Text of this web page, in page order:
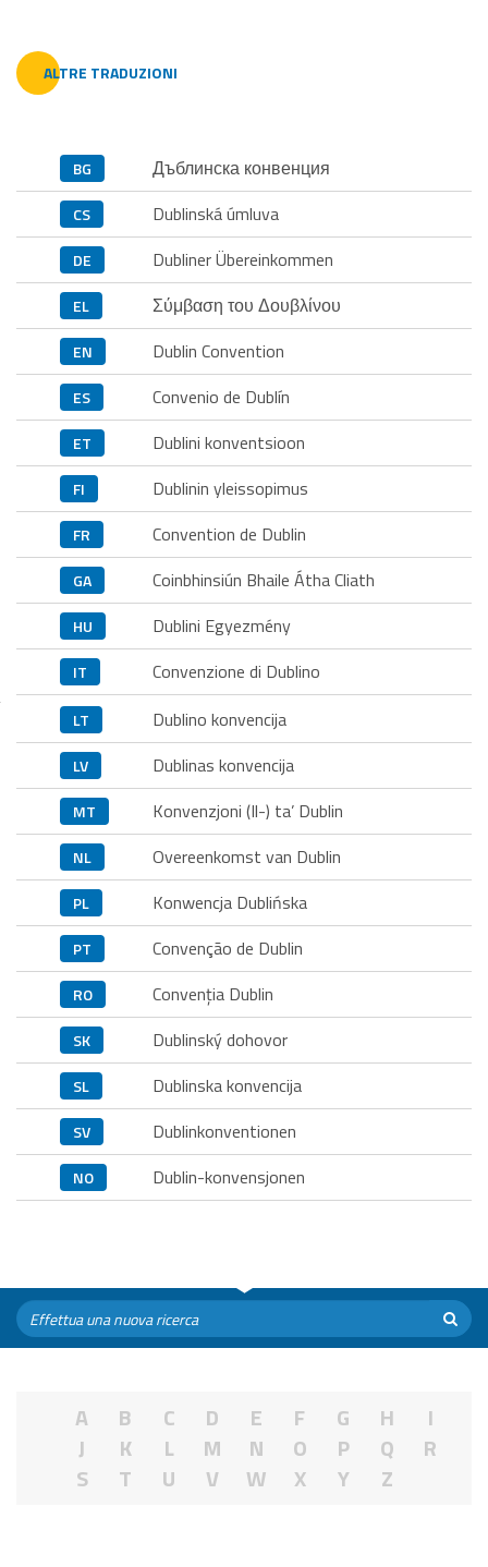
ALTRE TRADUZIONI
BG Дъблинска конвенция
CS Dublinská úmluva
DE Dubliner Übereinkommen
EL Σύμβαση του Δουβλίνου
EN Dublin Convention
ES Convenio de Dublín
ET Dublini konventsioon
FI Dublinin yleissopimus
FR Convention de Dublin
GA Coinbhinsiún Bhaile Átha Cliath
HU Dublini Egyezmény
IT Convenzione di Dublino
LT Dublino konvencija
LV Dublinas konvencija
MT Konvenzjoni (Il-) ta’ Dublin
NL Overeenkomst van Dublin
PL Konwencja Dublińska
PT Convenção de Dublin
RO Convenția Dublin
SK Dublinský dohovor
SL Dublinska konvencija
SV Dublinkonventionen
NO Dublin-konvensjonen
A B C D E F G H
I
J
K L M N O P Q
R
S
T U V W X Y Z